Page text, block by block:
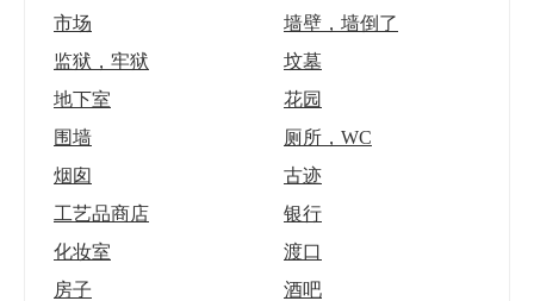
市场
墙壁，墙倒了
监狱，牢狱
坟墓
地下室
花园
围墙
厕所，WC
烟囱
古迹
工艺品商店
银行
化妆室
渡口
房子
酒吧